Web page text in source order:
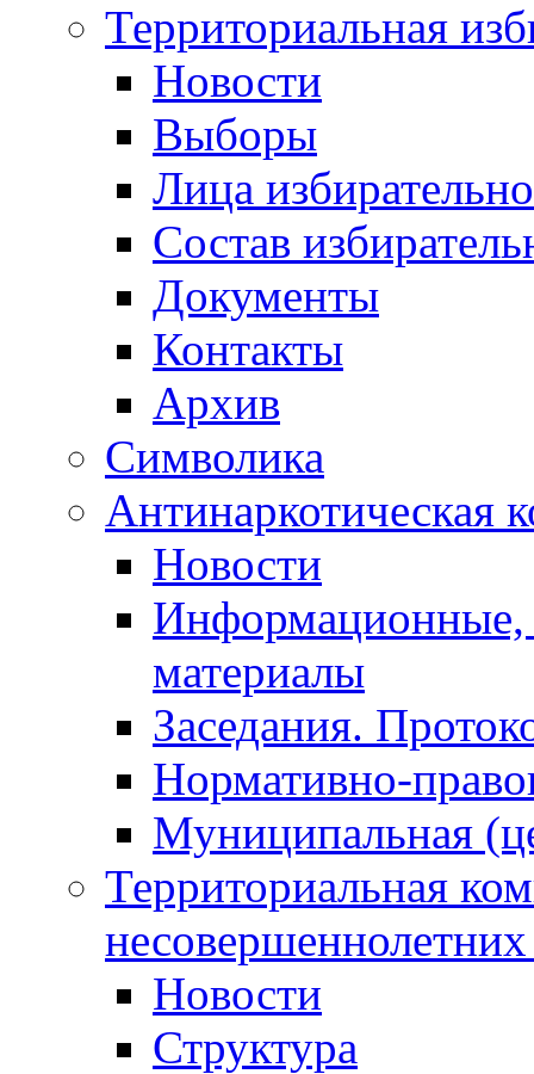
Территориальная
Новости
Выборы
Лица
Состав
Документы
Контакты
Архив
Символика
Антинаркотическая
Новости
Информационные,
материалы
Заседания.
Нормативно-
Муниципальная
Территориальная
Новости
Структура